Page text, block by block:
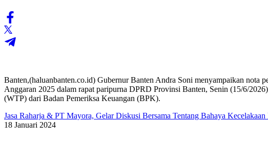
Banten,(haluanbanten.co.id) Gubernur Banten Andra Soni menyampaikan nota
Anggaran 2025 dalam rapat paripurna DPRD Provinsi Banten, Senin (15/6/
(WTP) dari Badan Pemeriksa Keuangan (BPK).
Jasa Raharja & PT Mayora, Gelar Diskusi Bersama Tentang Bahaya
18 Januari 2024